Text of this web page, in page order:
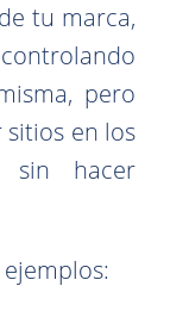
tu marca,
pero
en los
hacer